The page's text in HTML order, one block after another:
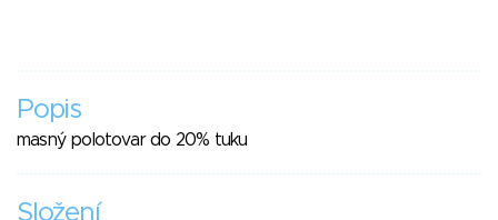
Popis
masný polotovar do 20% tuku
Složení